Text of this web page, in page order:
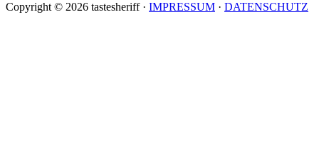
Copyright © 2026 tastesheriff · IMPRESSUM · DATENSCHUTZ